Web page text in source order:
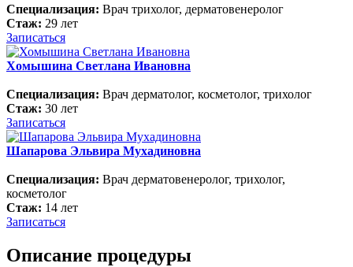
Специализация: Врач трихолог, дерматовенеролог
Стаж: 29 лет
Записаться
Хомышина Светлана Ивановна
Специализация: Врач дерматолог, косметолог, трихолог
Стаж: 30 лет
Записаться
Шапарова Эльвира Мухадиновна
Специализация: Врач дерматовенеролог, трихолог,
косметолог
Стаж: 14 лет
Записаться
Описание процедуры